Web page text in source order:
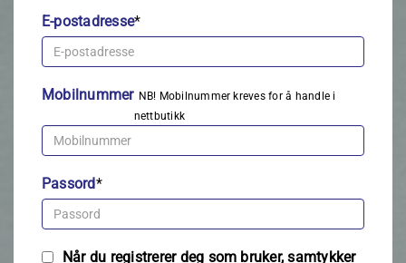
E-postadresse*
Mobilnummer NB! Mobilnummer kreves for å handle i
nettbutikk
Passord*
Når du registrerer deg som bruker, samtykker